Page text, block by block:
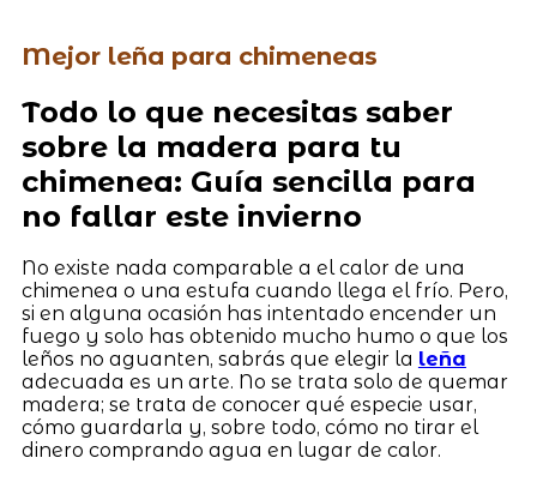
Mejor leña para chimeneas
Todo lo que necesitas saber
sobre la madera para tu
chimenea: Guía sencilla para
no fallar este invierno
No existe nada comparable a el calor de una
chimenea o una estufa cuando llega el frío. Pero,
si en alguna ocasión has intentado encender un
fuego y solo has obtenido mucho humo o que los
leños no aguanten, sabrás que elegir la leña
adecuada es un arte. No se trata solo de quemar
madera; se trata de conocer qué especie usar,
cómo guardarla y, sobre todo, cómo no tirar el
dinero comprando agua en lugar de calor.